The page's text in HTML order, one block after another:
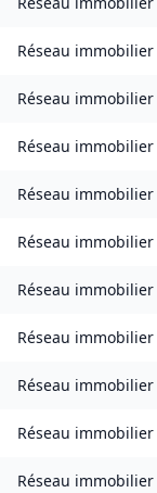
Réseau immobilier
Réseau immobilier
Réseau immobilier
Réseau immobilier
Réseau immobilier
Réseau immobilier
Réseau immobilier
Réseau immobilier
Réseau immobilier
Réseau immobilier